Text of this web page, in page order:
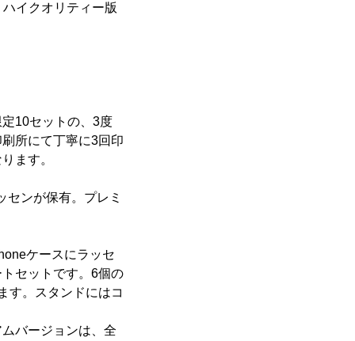
イクオリティー版
10セットの、3度
所にて丁寧に3回印
ます。
ンが保有。プレミ
ケースにラッセ
セットです。6個の
す。スタンドにはコ
バージョンは、全